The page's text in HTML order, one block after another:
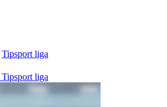
Tipsport liga
Tipsport liga